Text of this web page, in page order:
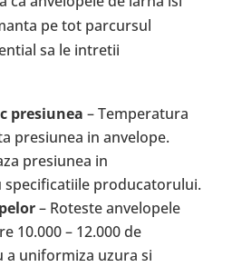
pe tot parcursul
sa le intretii
presiunea – Temperatura
presiunea in anvelope.
presiunea in
producatorului.
– Roteste anvelopele
10.000 – 12.000 de
uniformiza uzura si